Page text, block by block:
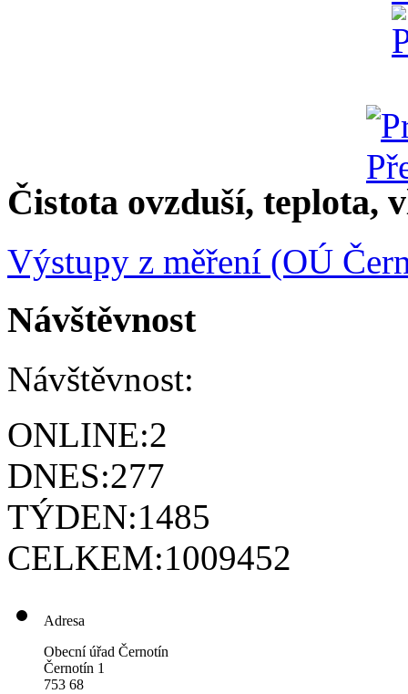
Čistota ovzduší, teplota,
Výstupy z měření (OÚ
Návštěvnost
Návštěvnost:
ONLINE:2
DNES:277
TÝDEN:1485
CELKEM:1009452
Adresa
Obecní úřad Černotín
Černotín 1
753 68